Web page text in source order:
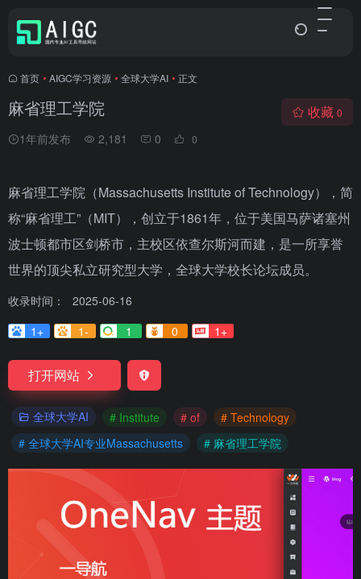
首页 • AIGC学习资源 • 全球大学AI • 正文
麻省理工学院
1年前发布 2,181 0 0
收藏 0
麻省理工学院（Massachusetts Institute of Technology），简
称“麻省理工”（MIT），创立于1861年，位于美国马萨诸塞州
波士顿都市区剑桥市，主校区依查尔斯河而建，是一所享誉
世界的顶尖私立研究型大学，全球大学校长论坛成员。
收录时间：
2025-06-16
1+
1- 1 0 1+
打开网站
全球大学AI # Institute # of
# Technology
# 全球大学AI专业Massachusetts
# 麻省理工学院